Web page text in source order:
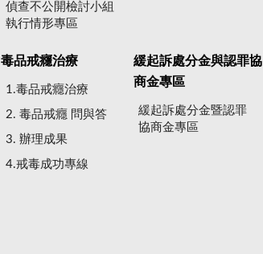
偵查不公開檢討小組
執行情形專區
毒品戒癮治療
1.毒品戒癮治療
2. 毒品戒癮 問與答
3. 辦理成果
4.戒毒成功專線
緩起訴處分金與認罪協
商金專區
緩起訴處分金暨認罪
協商金專區